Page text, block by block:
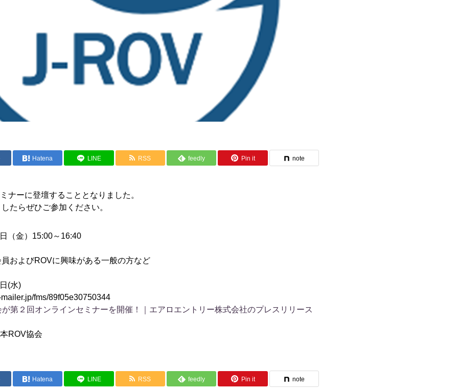
Hatena LINE RSS feedly Pin it note
ナーに登壇することとなりました。
たらぜひご参加ください。
金）15:00～16:40
よびROVに興味がある一般の方など
(水)
fms/89f05e30750344
第２回オンラインセミナーを開催！｜エアロエントリー株式会社のプレスリリース
ROV協会
Hatena LINE RSS feedly Pin it note